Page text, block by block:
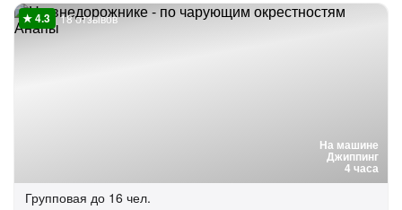
На машине
Джиппинг
4 часа
18 отзывов
Групповая до 16 чел.